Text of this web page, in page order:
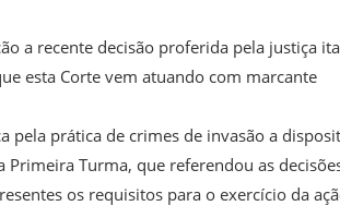
a recente decisão proferida pela justiça
esta Corte vem atuando com marcante
pela prática de crimes de invasão a
Turma, que referendou as
os requisitos para o exercício da